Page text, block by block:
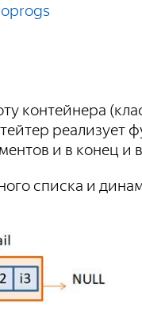
контейнера
реализует
и в конец и
списка и